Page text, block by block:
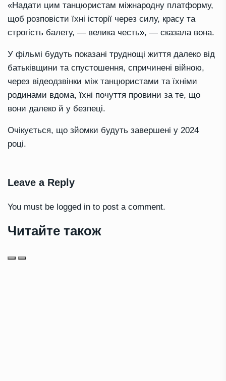
«Надати цим танцюристам міжнародну платформу,
щоб розповісти їхні історії через силу, красу та
строгість балету, — велика честь», — сказала вона.
У фільмі будуть показані труднощі життя далеко від
батьківщини та спустошення, спричинені війною,
через відеодзвінки між танцюристами та їхніми
родинами вдома, їхні почуття провини за те, що
вони далеко й у безпеці.
Очікується, що зйомки будуть завершені у 2024
році.
Leave a Reply
You must be logged in to post a comment.
Читайте також